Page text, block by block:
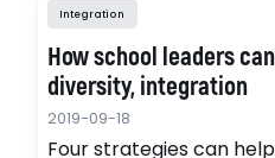
skolmatematiken? Det
avhandling som också
teoretiska/filosofiska…
Integration
How school leaders
diversity, integration
2019-09-18
Four strategies can